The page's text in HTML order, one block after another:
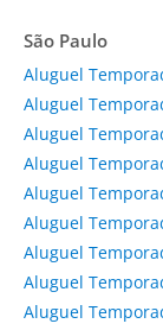
São Paulo
Aluguel
Aluguel
Aluguel
Aluguel
Aluguel
Aluguel
Aluguel
Aluguel
Aluguel